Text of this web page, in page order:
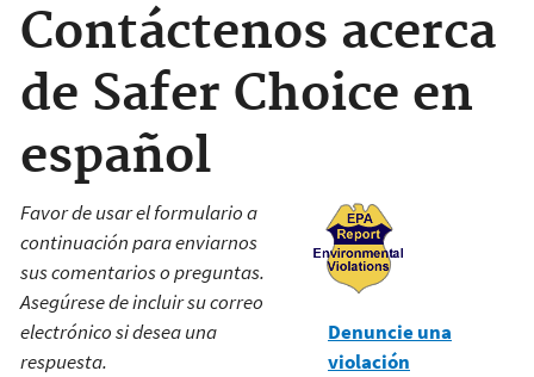
Contáctenos acerca
de Safer Choice en
español
Denuncie una
violación
Favor de usar el formulario a
continuación para enviarnos
sus comentarios o preguntas.
Asegúrese de incluir su correo
electrónico si desea una
respuesta.